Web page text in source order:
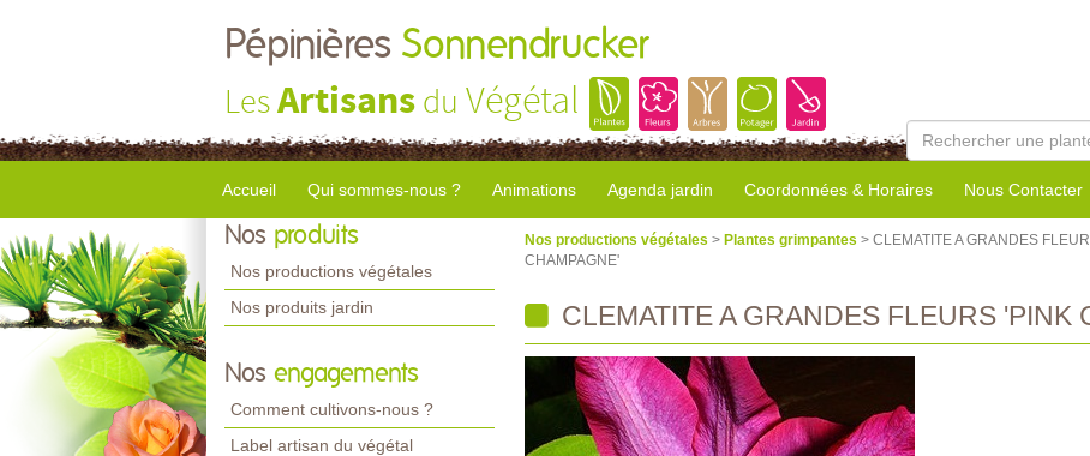
Pépinières Sonnendrucker
LesArtisans du Végétal
Accueil Qui sommes-nous ? Animations Agenda jardin Coordonnées & Horaires Nous Contacter
Nos produits
Nos productions végétales
Nos produits jardin
Nos engagements
Comment cultivons-nous ?
Label artisan du végétal
Nos productions végétales > Plantes grimpantes > CLEMATITE A GRANDES
CHAMPAGNE'
CLEMATITE A GRANDES FLEURS 'PINK